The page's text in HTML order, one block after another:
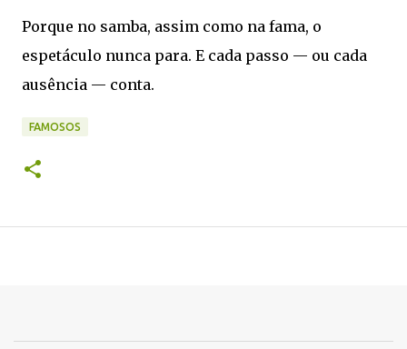
Porque no samba, assim como na fama, o
espetáculo nunca para. E cada passo — ou cada
ausência — conta.
FAMOSOS